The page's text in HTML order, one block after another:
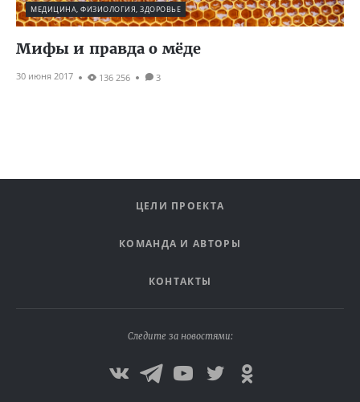
МЕДИЦИНА, ФИЗИОЛОГИЯ, ЗДОРОВЬЕ
Мифы и правда о мёде
30 июня 2017 136 256 3
ЦЕЛИ ПРОЕКТА
КОМАНДА И АВТОРЫ
КОНТАКТЫ
Следите за новостями: